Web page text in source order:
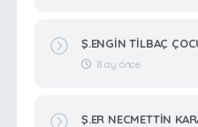
Ş.ENGİN TİLBAÇ
8 ay önce
Ş.ER NECMETTİN